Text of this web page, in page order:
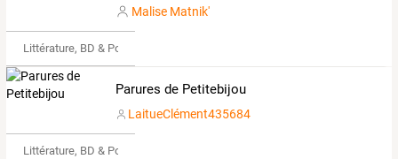
Malise Matnik'
Littérature, BD & Poésie
Parures de Petitebijou
LaitueClément435684
Littérature, BD & Poésie